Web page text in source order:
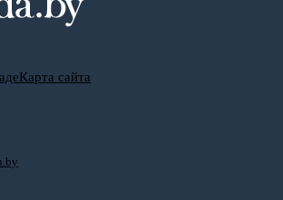
Карта сайта